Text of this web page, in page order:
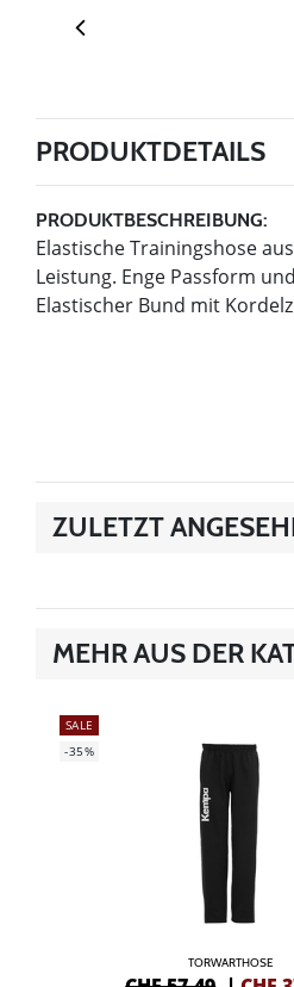
PRODUKTDETAILS
PRODUKTBESCHREIBUNG:
Elastische Trainingshose
Leistung. Enge Passform
Elastischer Bund mit
ZULETZT
MEHR AUS DER
SALE
-35%
TORWARTHOSE